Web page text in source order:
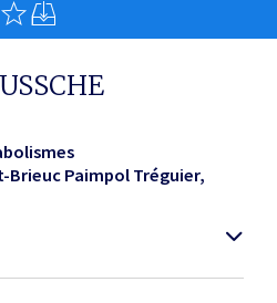
Paimpol Tréguier